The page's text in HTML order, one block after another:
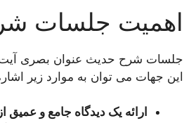
اهمیت جلسات
جلسات شرح حدیث عنوان بصری آیت
این جهات می توان به موارد زیر
ارائه یک دیدگاه جامع و عمیق